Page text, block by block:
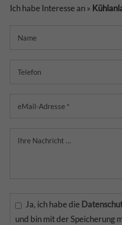
Ich habe Interesse an »
Ja, ich habe die
und bin mit der Speicherung